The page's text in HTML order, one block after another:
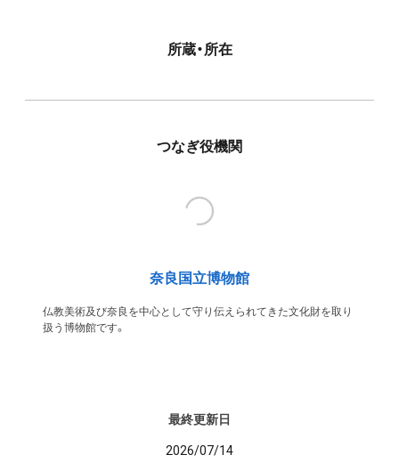
所蔵・所在
つなぎ役機関
奈良国立博物館
仏教美術及び奈良を中心として守り伝えられてきた文化財を取り
扱う博物館です。
最終更新日
2026/07/14